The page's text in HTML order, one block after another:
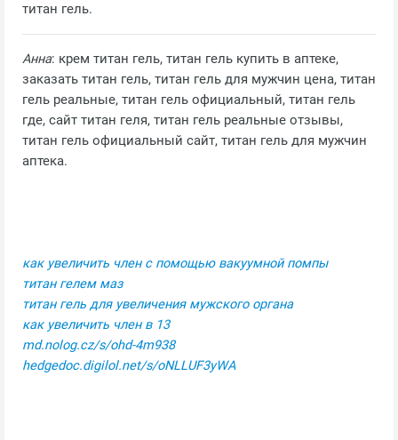
титан гель.
Анна: крем титан гель, титан гель купить в аптеке,
заказать титан гель, титан гель для мужчин цена, титан
гель реальные, титан гель официальный, титан гель
где, сайт титан геля, титан гель реальные отзывы,
титан гель официальный сайт, титан гель для мужчин
аптека.
как увеличить член с помощью вакуумной помпы
титан гелем маз
титан гель для увеличения мужского органа
как увеличить член в 13
md.nolog.cz/s/ohd-4m938
hedgedoc.digilol.net/s/oNLLUF3yWA